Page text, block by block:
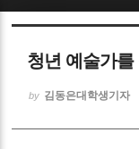
청년 예술가를
by 김동은대학생기자